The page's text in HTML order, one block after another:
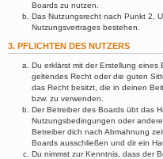
Boards zu nutzen.
Das Nutzungsrecht nach Punkt 2,
Nutzungsvertrages bestehen.
3. PFLICHTEN DES NUTZERS
Du erklärst mit der Erstellung
geltendes Recht oder die guten
das Recht besitzt, die in deinen
bzw. zu verwenden.
Der Betreiber des Boards übt das
Nutzungsbedingungen oder
Betreiber dich nach Abmahnung
Boards ausschließen und dir ein
Du nimmst zur Kenntnis, dass der